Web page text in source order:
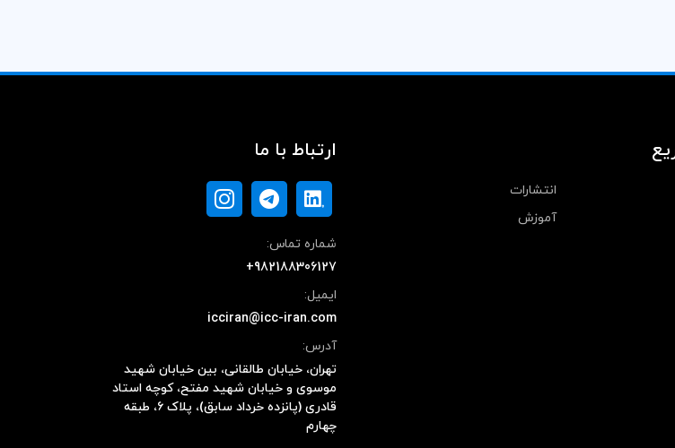
انتشارات
آموزش
ارتباط با ما
شماره تماس:
+982188306127
ایمیل:
icciran@icc-iran.com
آدرس:
تهران، خیابان طالقانی، بین خیابان شهید
موسوی و خیابان شهید مفتح، کوچه استاد
قادری (پانزده خرداد سابق)، پلاک ۶، طبقه
چهارم